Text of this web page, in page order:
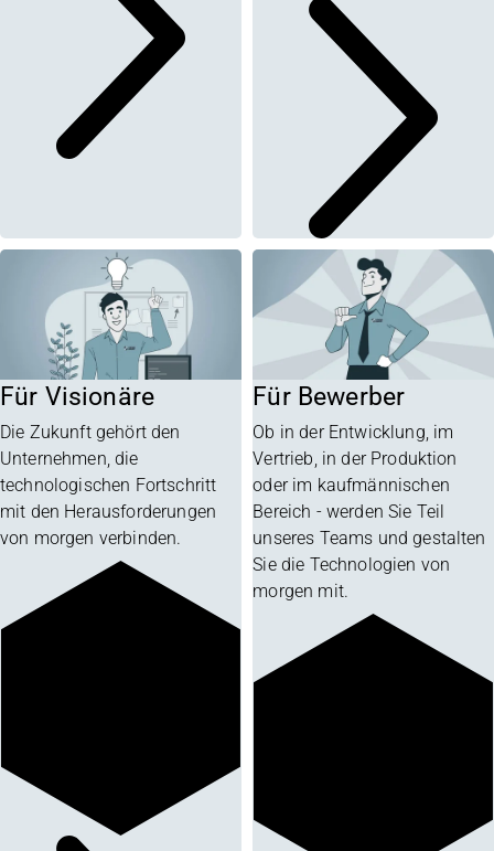
Für Visionäre
Die Zukunft gehört den
Unternehmen, die
technologischen Fortschritt
mit den Herausforderungen
von morgen verbinden.
Für Bewerber
Ob in der Entwicklung, im
Vertrieb, in der Produktion
oder im kaufmännischen
Bereich - werden Sie Teil
unseres Teams und gestalten
Sie die Technologien von
morgen mit.